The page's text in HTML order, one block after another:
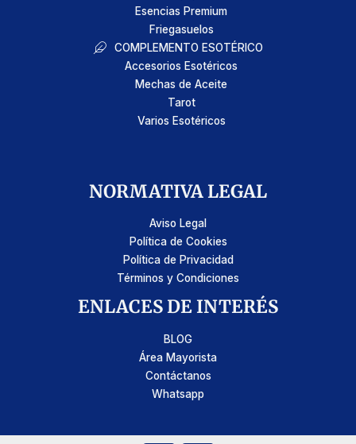
Esencias Premium
Friegasuelos
COMPLEMENTO ESOTÉRICO
Accesorios Esotéricos
Mechas de Aceite
Tarot
Varios Esotéricos
NORMATIVA LEGAL
Aviso Legal
Política de Cookies
Política de Privacidad
Términos y Condiciones
ENLACES DE INTERÉS
BLOG
Área Mayorista
Contáctanos
Whatsapp